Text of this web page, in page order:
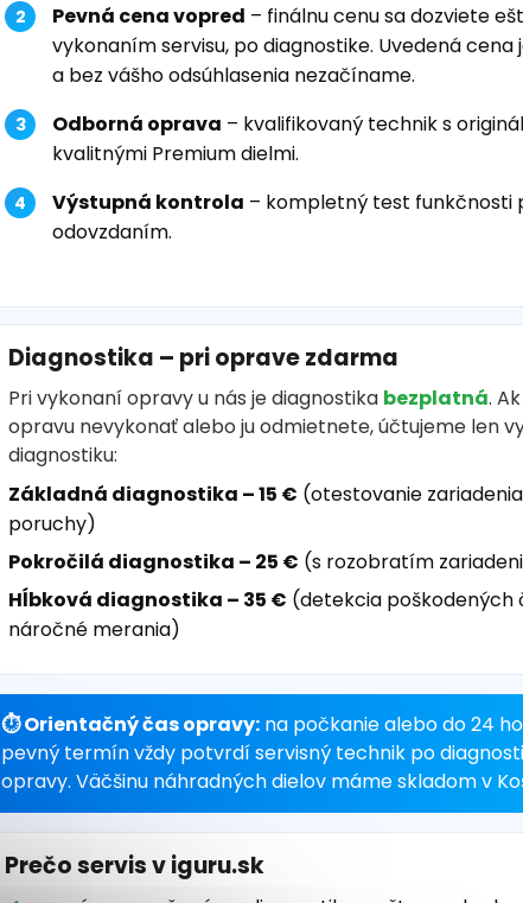
Pevná cena vopred – finálnu cenu sa dozviete
vykonaním servisu, po diagnostike. Uvedená cena
a bez vášho odsúhlasenia nezačíname.
Odborná oprava – kvalifikovaný technik s
kvalitnými Premium dielmi.
Výstupná kontrola – kompletný test funkčnosti
odovzdaním.
Diagnostika – pri oprave zdarma
Pri vykonaní opravy u nás je diagnostika bezplatná.
opravu nevykonať alebo ju odmietnete, účtujeme len
diagnostiku:
Základná diagnostika – 15 € (otestovanie
poruchy)
Pokročilá diagnostika – 25 € (s rozobratím
Hĺbková diagnostika – 35 € (detekcia poškodených
náročné merania)
⏱ Orientačný čas opravy: na počkanie alebo do 24
pevný termín vždy potvrdí servisný technik po
opravy. Väčšinu náhradných dielov máme skladom v
Prečo servis v iguru.sk